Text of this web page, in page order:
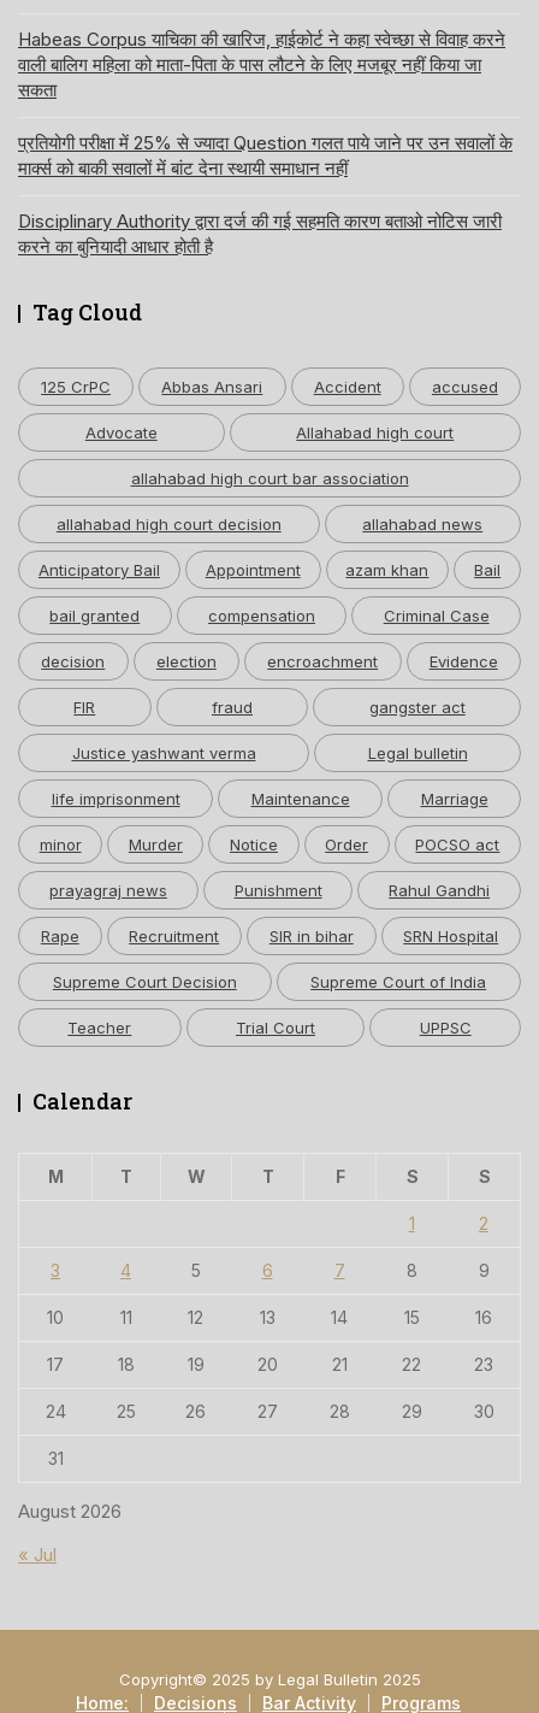
Habeas Corpus याचिका की खारिज, हाईकोर्ट ने कहा स्वेच्छा से विवाह करने
वाली बालिग महिला को माता-पिता के पास लौटने के लिए मजबूर नहीं किया जा
सकता
प्रतियोगी परीक्षा में 25% से ज्यादा Question गलत पाये जाने पर उन सवालों के
मार्क्स को बाकी सवालों में बांट देना स्थायी समाधान नहीं
Disciplinary Authority द्वारा दर्ज की गई सहमति कारण बताओ नोटिस जारी
करने का बुनियादी आधार होती है
Tag Cloud
125 CrPC Abbas Ansari Accident accused
Advocate Allahabad high court
allahabad high court bar association
allahabad high court decision allahabad news
Anticipatory Bail Appointment azam khan Bail
bail granted compensation Criminal Case
decision election encroachment Evidence
FIR fraud gangster act
Justice yashwant verma Legal bulletin
life imprisonment Maintenance Marriage
minor Murder Notice Order POCSO act
prayagraj news Punishment Rahul Gandhi
Rape Recruitment SIR in bihar SRN Hospital
Supreme Court Decision Supreme Court of India
Teacher Trial Court UPPSC
Calendar
August 2026
M T W T F S S
1 2
3 4 5 6 7 8 9
10 11 12 13 14 15 16
17 18 19 20 21 22 23
24 25 26 27 28 29 30
31
« Jul
Copyright© 2025 by Legal Bulletin 2025
Home: Decisions Bar Activity
Programs